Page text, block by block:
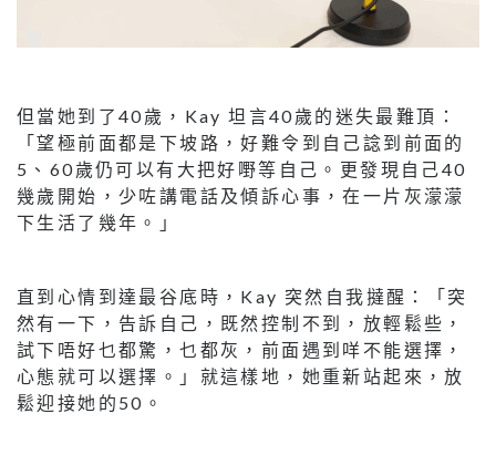
但當她到了40歲，Kay 坦言40歲的迷失最難頂：
「望極前面都是下坡路，好難令到自己諗到前面的
5、60歲仍可以有大把好嘢等自己。更發現自己40
幾歲開始，少咗講電話及傾訴心事，在一片灰濛濛
下生活了幾年。」
直到心情到達最谷底時，Kay 突然自我撻醒：「突
然有一下，告訴自己，既然控制不到，放輕鬆些，
試下唔好乜都驚，乜都灰，前面遇到咩不能選擇，
心態就可以選擇。」就這樣地，她重新站起來，放
鬆迎接她的50。